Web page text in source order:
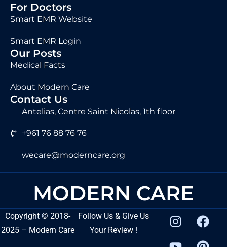
For Doctors
Smart EMR Website
Smart EMR Login
Our Posts
Medical Facts
About Modern Care
Contact Us
Antelias, Centre Saint Nicolas, 1th floor
+961 76 88 76 76
wecare@moderncare.org
MODERN CARE
Copyright©2018-
2025 – Modern Care
Follow Us & Give Us
Your Review !